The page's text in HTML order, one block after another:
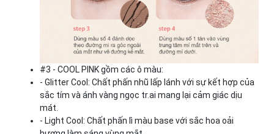
#3 - COOL PINK gồm các ô màu:
- Glitter Cool: Chất phấn nhũ lấp lánh với sự kết hợp của
sắc tím và ánh vàng ngọc tr.ai mang lại cảm giác dịu
mát.
- Light Cool: Chất phấn lì màu base với sắc hoa oải